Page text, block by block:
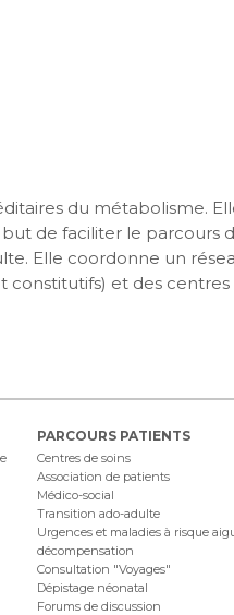
du métabolisme.
de faciliter le parcours
Elle coordonne un
constitutifs) et des
PARCOURS PATIENTS
Centres de soins
Association de patients
Médico-social
Transition ado-adulte
Urgences et maladies à risque
décompensation
Consultation "Voyages"
Dépistage néonatal
Forums de discussion